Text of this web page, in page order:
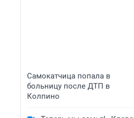
Самокатчица попала в
больницу после ДТП в
Колпино